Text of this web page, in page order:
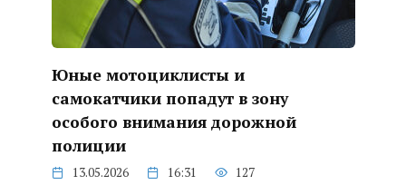
Юные мотоциклисты и
самокатчики попадут в зону
особого внимания дорожной
полиции
13.05.2026 16:31 127